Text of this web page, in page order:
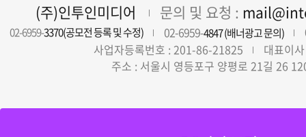
(주)인투인미디어 문의 및 요청 :
02-6959-3370(공모전 등록 및 수정) 02-6959-4847 (배너광고 문의)
사업자등록번호 : 201-86-21825
대표이
주소 : 서울시 영등포구 양평로 21길 26